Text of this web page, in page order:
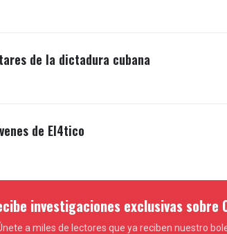
de la dictadura cubana
de El4tico
investigaciones exclusivas sobre
a miles de lectores que ya reciben nuestro